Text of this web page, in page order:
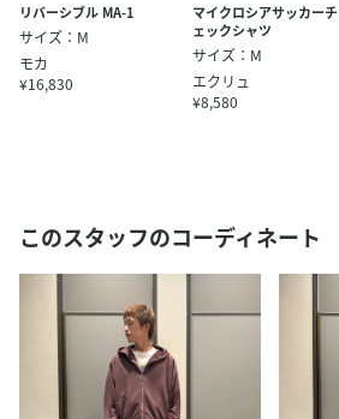
リバーシブル MA-1
サイズ：M
モカ
¥16,830
マイクロシアサッカーチ
ェックシャツ
サイズ：M
エクリュ
¥8,580
このスタッフのコーディネート